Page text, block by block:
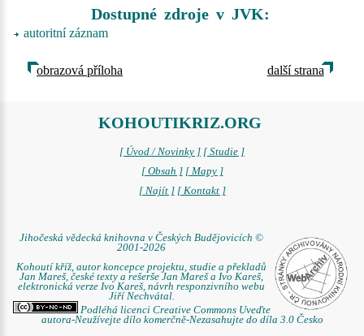
Dostupné zdroje v JVK:
autoritní záznam
obrazová příloha další strana
KOHOUTIKRIZ.ORG
[ Úvod / Novinky ] [ Studie ]
[ Obsah ] [ Mapy ]
[ Najít ] [ Kontakt ]
Jihočeská vědecká knihovna v Českých Budějovicích ©
2001-2026
Kohoutí kříž, autor koncepce projektu, studie a překladů
Jan Mareš, české texty a rešerše Jan Mareš a Ivo Kareš,
elektronická verze Ivo Kareš, návrh responzivního webu
Jiří Nechvátal.
Podléhá licenci Creative Commons Uveďte
autora-Neužívejte dílo komerčně-Nezasahujte do díla 3.0 Česko